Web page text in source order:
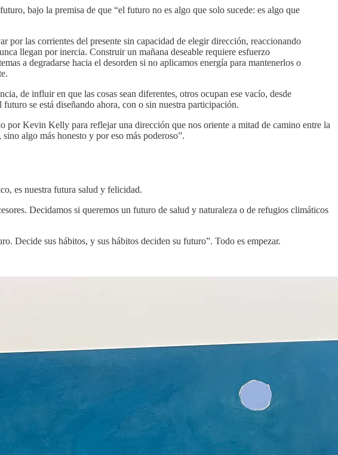
bajo la premisa de que “el futuro no es algo que solo sucede: es algo que
por las corrientes del presente sin capacidad de elegir dirección, reaccionando
llegan por inercia. Construir un mañana deseable requiere esfuerzo
a degradarse hacia el desorden si no aplicamos energía para mantenerlos o
de influir en que las cosas sean diferentes, otros ocupan ese vacío, desde
se está diseñando ahora, con o sin nuestra participación.
por Kevin Kelly para reflejar una dirección que nos oriente a mitad de camino entre la
algo más honesto y por eso más poderoso”.
es nuestra futura salud y felicidad.
Decidamos si queremos un futuro de salud y naturaleza o de refugios climáticos
Decide sus hábitos, y sus hábitos deciden su futuro”. Todo es empezar.